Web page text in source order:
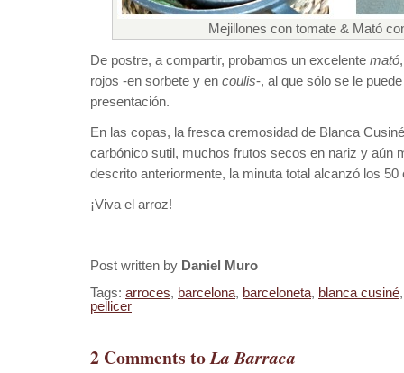
Mejillones con tomate & Mató
De postre, a compartir, probamos un excelente mató
rojos -en sorbete y en coulis-, al que sólo se le
presentación.
En las copas, la fresca cremosidad de Blanca
carbónico sutil, muchos frutos secos en nariz y aún
descrito anteriormente, la minuta total alcanzó los
¡Viva el arroz!
Post written by Daniel Muro
Tags: arroces, barcelona, barceloneta, blanca cusiné
pellicer
2 Comments toLa Barraca